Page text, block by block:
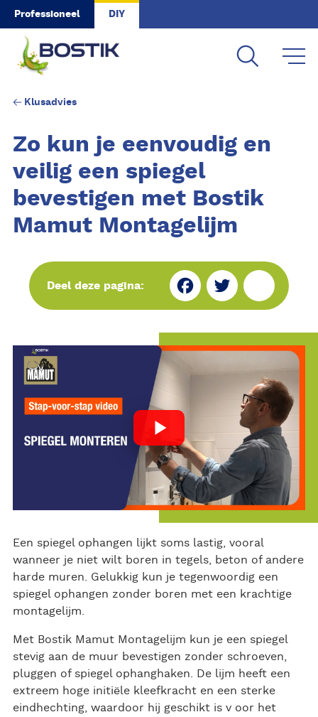
Skip to main content
Professioneel DIY
Klusadvies
Zo kun je eenvoudig en
veilig een spiegel
bevestigen met Bostik
Mamut Montagelijm
Deel deze pagina:
Fa
bo
Tw
er
Sh
e
Een spiegel ophangen lijkt soms lastig, vooral
wanneer je niet wilt boren in tegels, beton of andere
harde muren. Gelukkig kun je tegenwoordig een
spiegel ophangen zonder boren met een krachtige
montagelijm.
Met Bostik Mamut Montagelijm kun je een spiegel
stevig aan de muur bevestigen zonder schroeven,
pluggen of spiegel ophanghaken. De lijm heeft een
extreem hoge initiële kleefkracht en een sterke
eindhechting, waardoor hij geschikt is v oor het